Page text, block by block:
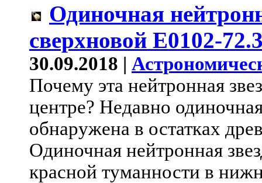
Одиночная
сверхновой Е0102-
30.09.2018 |
Почему эта нейтронная
центре? Недавно
обнаружена в остатках
Одиночная нейтронная
красной туманности в